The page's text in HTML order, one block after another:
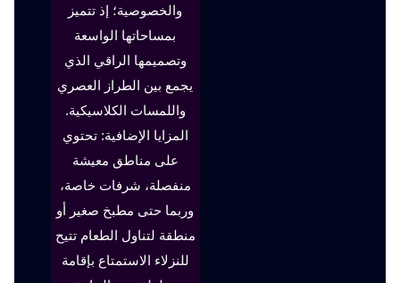
والخصوصية؛ إذ تتميز
بمساحاتها الواسعة
وتصميمها الراقي الذي
يجمع بين الطراز العصري
واللمسات الكلاسيكية.
المزايا الإضافية: تحتوي
على مناطق معيشة
منفصلة، شرفات خاصة،
وربما حتى مطبخ صغير أو
منطقة لتناول الطعام تتيح
للنزلاء الاستمتاع بإقامة